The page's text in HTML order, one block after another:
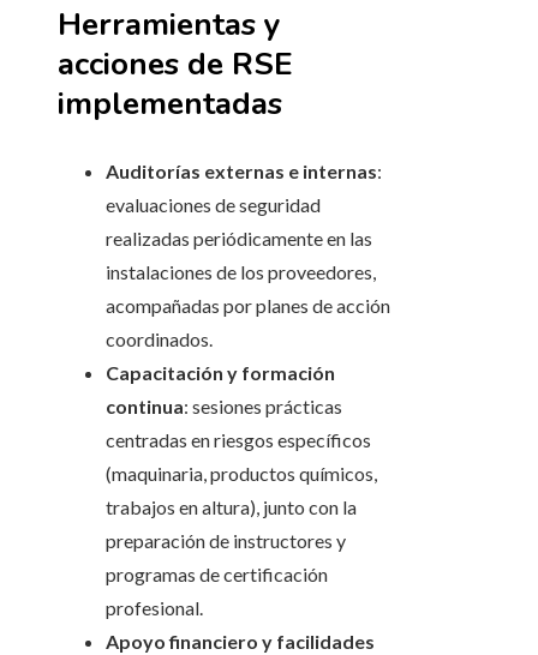
Herramientas y
acciones de RSE
implementadas
Auditorías externas e internas:
evaluaciones de seguridad
realizadas periódicamente en las
instalaciones de los proveedores,
acompañadas por planes de acción
coordinados.
Capacitación y formación
continua: sesiones prácticas
centradas en riesgos específicos
(maquinaria, productos químicos,
trabajos en altura), junto con la
preparación de instructores y
programas de certificación
profesional.
Apoyo financiero y facilidades